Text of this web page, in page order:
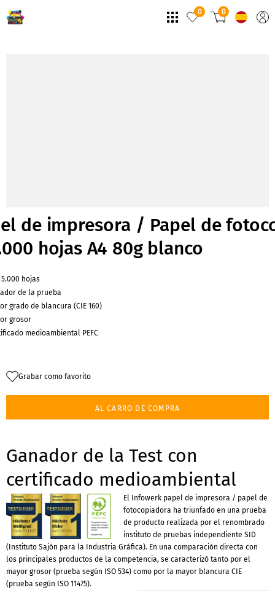
0 0
de impresora / Papel de
hojas A4 80g blanco
5.000 hojas
de la prueba
grado de blancura (CIE 160)
grosor
medioambiental PEFC
Grabar como favorito
AL CARRO DE COMPRA
Ganador de la Test con
certificado medioambiental
El Infowerk papel de impresora / papel de
fotocopiadora ha triunfado en una prueba
de producto realizada por el renombrado
instituto de pruebas independiente SID
(Instituto Sajón para la Industria Gráfica). En una comparación directa con
los principales productos de la competencia, se caracterizó tanto por el
mayor grosor (prueba según ISO 534) como por la mayor blancura CIE
(prueba según ISO 11475).